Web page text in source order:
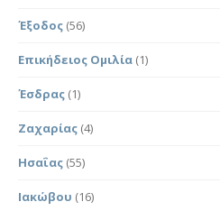
Έξοδος (56)
Επικήδειος Ομιλία (1)
Έσδρας (1)
Ζαχαρίας (4)
Ησαΐας (55)
Ιακώβου (16)